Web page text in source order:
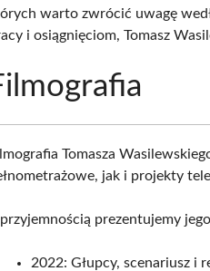
warto zwrócić uwagę
i osiągnięciom, Tomasz
Tomasza
jak i projekty
prezentujemy
2022: Głupcy, scenariusz i